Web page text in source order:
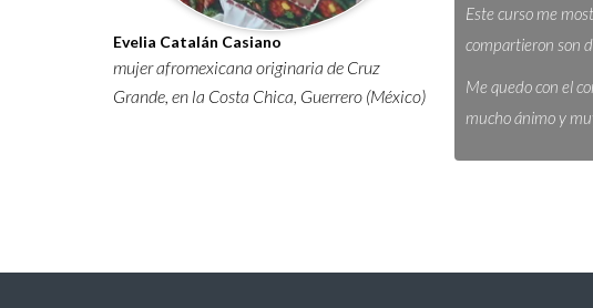
Este curso me
compartieron son
Me quedo con el
mucho ánimo y
Evelia Catalán Casiano
mujer afromexicana originaria de Cruz
Grande, en la Costa Chica, Guerrero (México)